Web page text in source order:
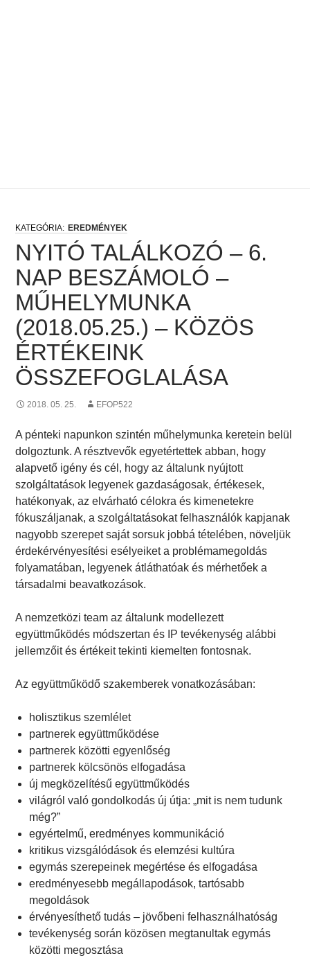
EREDMÉNYEK
NYITÓ TALÁLKOZÓ – 6.
NAP BESZÁMOLÓ –
MŰHELYMUNKA
(2018.05.25.) – KÖZÖS
ÉRTÉKEINK
ÖSSZEFOGLALÁSA
2018. 05. 25. EFOP522
A pénteki napunkon szintén műhelymunka keretein belül
dolgoztunk. A résztvevők egyetértettek abban, hogy
alapvető igény és cél, hogy az általunk nyújtott
szolgáltatások legyenek gazdaságosak, értékesek,
hatékonyak, az elvárható célokra és kimenetekre
fókuszáljanak, a szolgáltatásokat felhasználók kapjanak
nagyobb szerepet saját sorsuk jobbá tételében, növeljük
érdekérvényesítési esélyeiket a problémamegoldás
folyamatában, legyenek átláthatóak és mérhetőek a
társadalmi beavatkozások.
A nemzetközi team az általunk modellezett
együttműködés módszertan és IP tevékenység alábbi
jellemzőit és értékeit tekinti kiemelten fontosnak.
Az együttműködő szakemberek vonatkozásában:
holisztikus szemlélet
partnerek együttműködése
partnerek közötti egyenlőség
partnerek kölcsönös elfogadása
új megközelítésű együttműködés
világról való gondolkodás új útja: „mit is nem tudunk
még?”
egyértelmű, eredményes kommunikáció
kritikus vizsgálódások és elemzési kultúra
egymás szerepeinek megértése és elfogadása
eredményesebb megállapodások, tartósabb
megoldások
érvényesíthető tudás– jövőbeni felhasználhatóság
tevékenység során közösen megtanultak egymás
közötti megosztása